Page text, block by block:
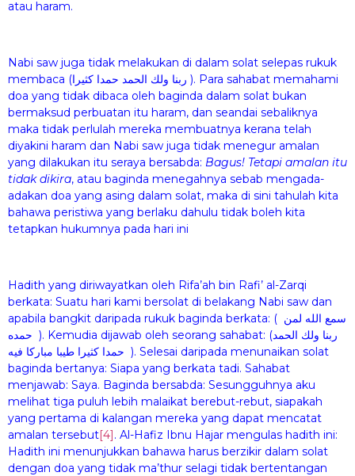
atau haram.
Nabi saw juga tidak melakukan di dalam solat selepas rukuk
membaca (ربنا ولك الحمد حمدا كثيرا ). Para sahabat memahami
doa yang tidak dibaca oleh baginda dalam solat bukan
bermaksud perbuatan itu haram, dan seandai sebaliknya
maka tidak perlulah mereka membuatnya kerana telah
diyakini haram dan Nabi saw juga tidak menegur amalan
yang dilakukan itu seraya bersabda: Bagus! Tetapi amalan itu
tidak dikira, atau baginda menegahnya sebab mengada-
adakan doa yang asing dalam solat, maka di sini tahulah kita
bahawa peristiwa yang berlaku dahulu tidak boleh kita
tetapkan hukumnya pada hari ini
Hadith yang diriwayatkan oleh Rifa’ah bin Rafi’ al-Zarqi
berkata: Suatu hari kami bersolat di belakang Nabi saw dan
apabila bangkit daripada rukuk baginda berkata: ( سمع الله لمن
حمده ). Kemudia dijawab oleh seorang sahabat: (ربنا ولك الحمد
حمدا كثيرا طيبا مباركا فيه ). Selesai daripada menunaikan solat
baginda bertanya: Siapa yang berkata tadi. Sahabat
menjawab: Saya. Baginda bersabda: Sesungguhnya aku
melihat tiga puluh lebih malaikat berebut-rebut, siapakah
yang pertama di kalangan mereka yang dapat mencatat
amalan tersebut[4]. Al-Hafiz Ibnu Hajar mengulas hadith ini:
Hadith ini menunjukkan bahawa harus berzikir dalam solat
dengan doa yang tidak ma’thur selagi tidak bertentangan